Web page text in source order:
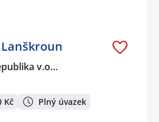
v.o…
Kč Plný úvazek